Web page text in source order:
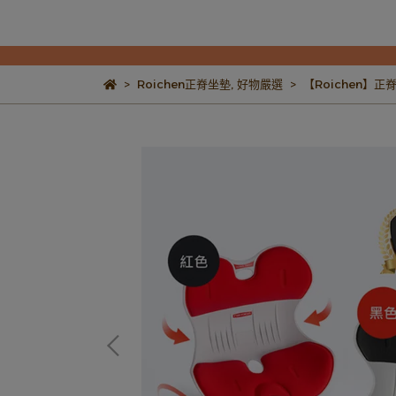
Roichen正脊坐墊, 好物嚴選 【Roichen】正